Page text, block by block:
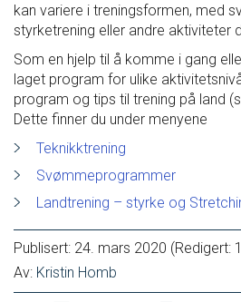
Ungdomsidrett
Para svømmeidrett for alle
Bredde og folkehelse
Havhesten
Treningsprogrammer
Teknikktrening
Svømmeprogrammer
Landtrening
kan variere i treningsformen, med
styrketrening eller andre aktiviteter
Som en hjelp til å komme i gang
laget program for ulike
program og tips til trening på land
Dette finner du under menyene
Teknikktrening
Svømmeprogrammer
Landtrening – styrke og
Publisert: 24. mars 2020 (Redigert:
Av: Kristin Homb